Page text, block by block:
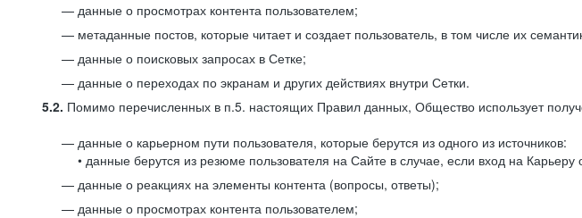
данные о просмотрах контента пользователем;
метаданные постов, которые читает и создает пользователь, в том числе их
данные о поисковых запросах в Сетке;
данные о переходах по экранам и других действиях внутри Сетки.
5.2. Помимо перечисленных в п.5. настоящих Правил данных, Общество использует
данные о карьерном пути пользователя, которые берутся из одного из источников:
• данные берутся из резюме пользователя на Сайте в случае, если вход на Карьеру
данные о реакциях на элементы контента (вопросы, ответы);
данные о просмотрах контента пользователем;